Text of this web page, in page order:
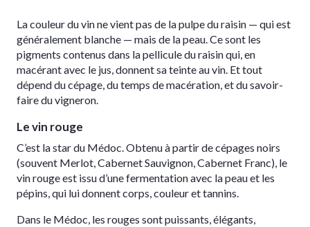
La couleur du vin ne vient pas de la pulpe du raisin — qui est
généralement blanche — mais de la peau. Ce sont les
pigments contenus dans la pellicule du raisin qui, en
macérant avec le jus, donnent sa teinte au vin. Et tout
dépend du cépage, du temps de macération, et du savoir-
faire du vigneron.
Le vin rouge
C’est la star du Médoc. Obtenu à partir de cépages noirs
(souvent Merlot, Cabernet Sauvignon, Cabernet Franc), le
vin rouge est issu d’une fermentation avec la peau et les
pépins, qui lui donnent corps, couleur et tannins.
Dans le Médoc, les rouges sont puissants, élégants,